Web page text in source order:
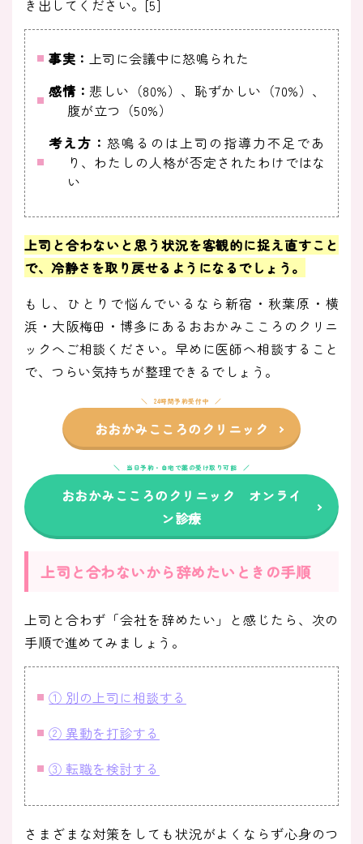
き出してください。[5]
事実： 上司に会議中に怒鳴られた
感情： 悲しい（80%）、恥ずかしい（70%）、
腹が立つ（50%）
考え方：怒鳴るのは上司の指導力不足であ
り、わたしの人格が否定されたわけではな
い
上司と合わないと思う状況を客観的に捉え直すこと
で、冷静さを取り戻せるようになるでしょう 。
もし、ひとりで悩んでいるなら新宿・秋葉原・横
浜・大阪梅田・博多にあるおおかみこころのクリニ
ックへご相談ください。早めに医師へ相談すること
で、つらい気持ちが整理できるでしょう。
24時間予約受付中
おおかみこころのクリニック
当日予約・自宅で薬の受け取り可能
おおかみこころのクリニック オンライ
ン診療
上司と合わないから辞めたいときの手順
上司と合わず「会社を辞めたい」と感じたら、次の
手順で進めてみましょう。
① 別の上司に相談する
② 異動を打診する
③ 転職を検討する
さまざまな対策をしても状況がよくならず心身のつ